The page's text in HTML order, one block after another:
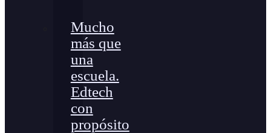
Mucho
más que
una
escuela.
Edtech
con
propósito